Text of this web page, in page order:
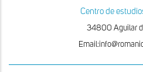
Centro de
34800 Aguilar